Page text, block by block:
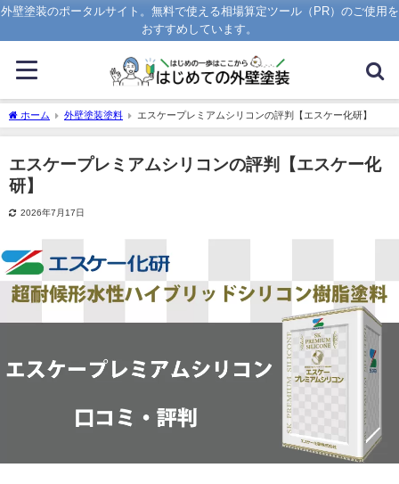
外壁塗装のポータルサイト。無料で使える相場算定ツール（PR）のご使用を
おすすめしています。
ホーム 外壁塗装塗料 エスケープレミアムシリコンの評判【エスケー化研】
エスケープレミアムシリコンの評判【エスケー化
研】
2026年7月17日